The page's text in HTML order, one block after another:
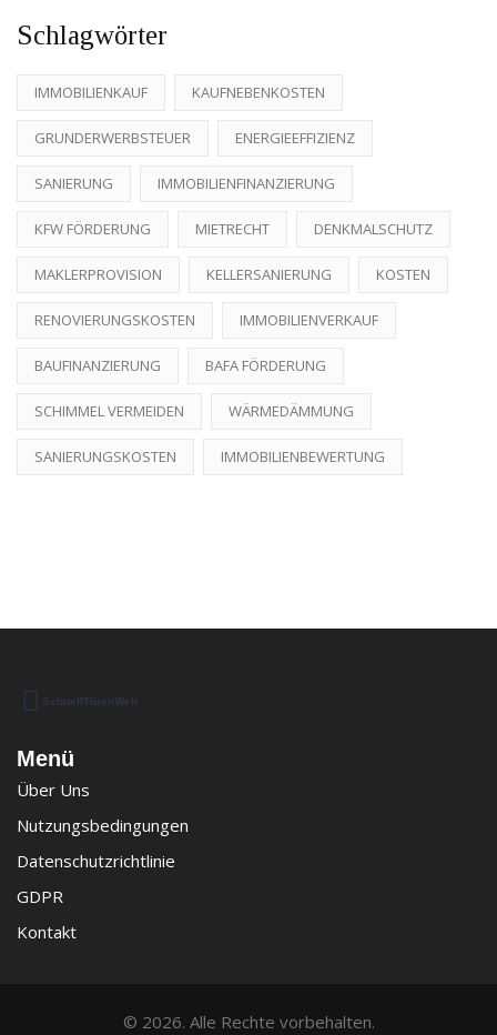
Schlagwörter
IMMOBILIENKAUF KAUFNEBENKOSTEN
GRUNDERWERBSTEUER ENERGIEEFFIZIENZ
SANIERUNG IMMOBILIENFINANZIERUNG
KFW FÖRDERUNG MIETRECHT DENKMALSCHUTZ
MAKLERPROVISION KELLERSANIERUNG KOSTEN
RENOVIERUNGSKOSTEN IMMOBILIENVERKAUF
BAUFINANZIERUNG BAFA FÖRDERUNG
SCHIMMEL VERMEIDEN WÄRMEDÄMMUNG
SANIERUNGSKOSTEN IMMOBILIENBEWERTUNG
Menü
Über Uns
Nutzungsbedingungen
Datenschutzrichtlinie
GDPR
Kontakt
© 2026. Alle Rechte vorbehalten.